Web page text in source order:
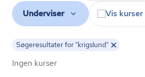
Underviser Vis kurser
Søgeresultater for "krigslund"
Ingen kurser